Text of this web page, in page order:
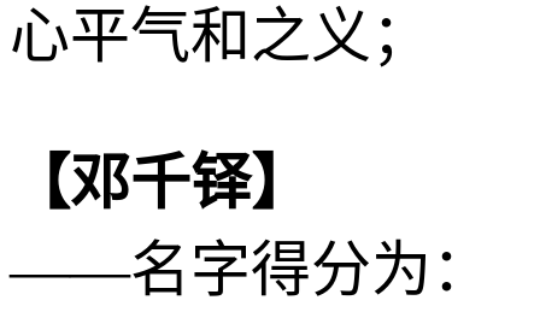
心平气和之义；
【邓千铎】
——名字得分为：